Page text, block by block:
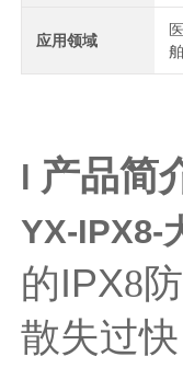
应用领域
产品简
YX-IPX8-
的IPX8防
散失过